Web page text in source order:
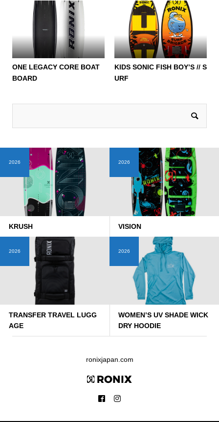
ONE LEGACY CORE BOAT
BOARD
KIDS SONIC FISH BOY’S // S
URF
KRUSH
2026
VISION
2026
TRANSFER TRAVEL LUGG
AGE
2026
WOMEN’S UV SHADE WICK
DRY HOODIE
2026
ronixjapan.com